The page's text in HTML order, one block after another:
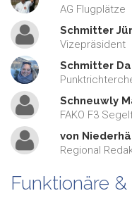
AG Flugplätze
Schmitter
Vizepräsident
Schmitter
Schneuwly
FAKO F3
von
Regional
Funktionäre